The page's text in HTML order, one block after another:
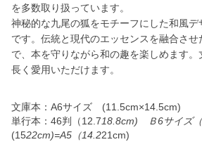
を多数取り扱っています。
神秘的な九尾の狐をモチーフにした和風
です。伝統と現代のエッセンスを融合さ
で、本を守りながら和の趣を楽しめます。
長く愛用いただけます。
文庫本：A6サイズ (11.5cm×14.5cm)
単行本：46判（12.718.8cm) Ｂ6サイズ
(1522cm)=A5（14.221cm)